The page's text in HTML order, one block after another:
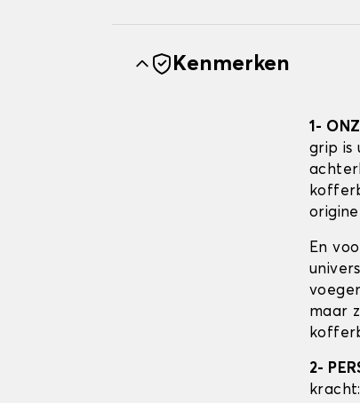
Kenmerken
1-
grip is
En
maar
2-